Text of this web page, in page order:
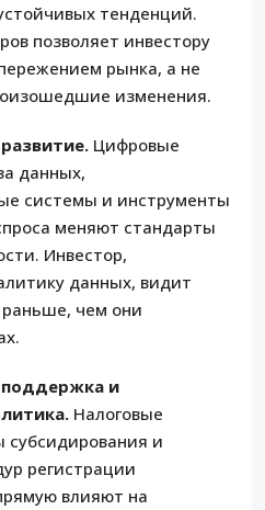
тенденций.
позволяет инвестору
рынка, а не
изменения.
Цифровые
данных,
системы и инструменты
меняют стандарты
Инвестор,
данных, видит
чем они
поддержка и
Налоговые
субсидирования и
регистрации
влияют на